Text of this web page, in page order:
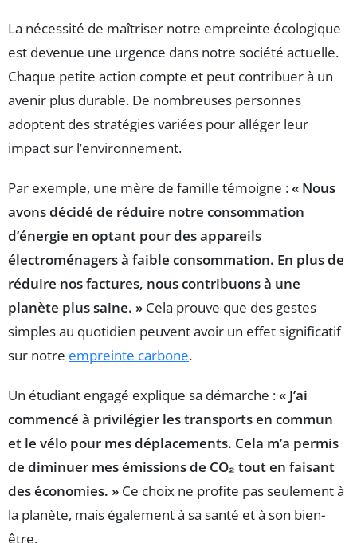
La nécessité de maîtriser notre empreinte écologique
est devenue une urgence dans notre société actuelle.
Chaque petite action compte et peut contribuer à un
avenir plus durable. De nombreuses personnes
adoptent des stratégies variées pour alléger leur
impact sur l’environnement.
Par exemple, une mère de famille témoigne :« Nous
avons décidé de réduire notre consommation
d’énergie en optant pour des appareils
électroménagers à faible consommation. En plus de
réduire nos factures, nous contribuons à une
planète plus saine. » Cela prouve que des gestes
simples au quotidien peuvent avoir un effet significatif
sur notre empreinte carbone.
Un étudiant engagé explique sa démarche :« J’ai
commencé à privilégier les transports en commun
et le vélo pour mes déplacements. Cela m’a permis
de diminuer mes émissions de CO₂ tout en faisant
des économies. » Ce choix ne profite pas seulement à
la planète, mais également à sa santé et à son bien-
être.